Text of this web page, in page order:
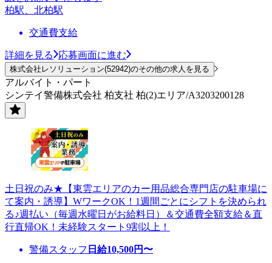
柏駅、北柏駅
交通費支給
詳細を見る 応募画面に進む
株式会社レソリューション(52942)のその他の求人を見る
アルバイト・パート
シンテイ警備株式会社 柏支社 柏(2)エリア/A3203200128
土日祝のみ★【東雲エリアのカー用品総合専門店の駐車場に
て案内・誘導】WワークOK！1週間ごとにシフトを決められ
る♪週払い（毎週水曜日がお給料日）＆交通費全額支給＆直
行直帰OK！未経験スタート9割以上！
警備スタッフ 日給10,500円〜